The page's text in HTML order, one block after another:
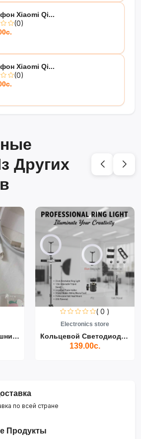
Xiaomi Qi...
(0)
Xiaomi Qi...
(0)
Других
Беспроводные Наушники Air...
( 0 )
Electronics store
Кольцевой Светодиодный Св...
139.00с.
по всей стране
Продукты